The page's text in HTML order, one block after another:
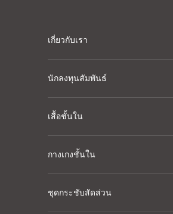
เกี่ยวกับเรา
นักลงทุนสัมพันธ์
เสื้อชั้นใน
กางเกงชั้นใน
ชุดกระชับสัดส่วน